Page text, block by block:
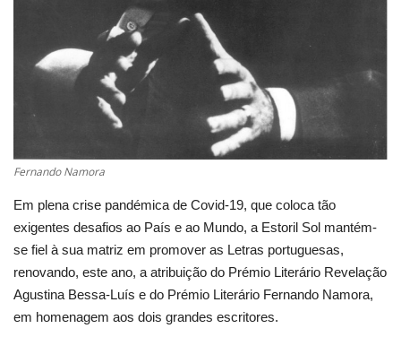
Fernando Namora
Em plena crise pandémica de Covid-19, que coloca tão
exigentes desafios ao País e ao Mundo, a Estoril Sol mantém-
se fiel à sua matriz em promover as Letras portuguesas,
renovando, este ano, a atribuição do Prémio Literário Revelação
Agustina Bessa-Luís e do Prémio Literário Fernando Namora,
em homenagem aos dois grandes escritores.